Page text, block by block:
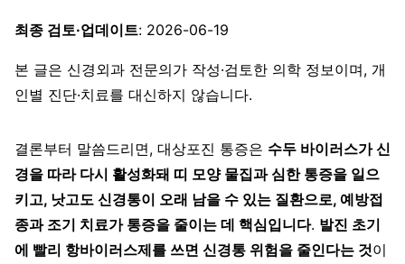
최종 검토·업데이트: 2026-06-19
본 글은 신경외과 전문의가 작성·검토한 의학 정보이며, 개
인별 진단·치료를 대신하지 않습니다.
결론부터 말씀드리면, 대상포진 통증은 수두 바이러스가 신
경을 따라 다시 활성화돼 띠 모양 물집과 심한 통증을 일으
키고, 낫고도 신경통이 오래 남을 수 있는 질환으로, 예방접
종과 조기 치료가 통증을 줄이는 데 핵심입니다. 발진 초기
에 빨리 항바이러스제를 쓰면 신경통 위험을 줄인다는 것이